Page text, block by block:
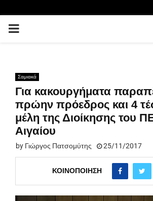
PRIMARY
Σαμιακά
Για κακουργήματα
πρώην πρόεδρος και 4
μέλη της Διοίκησης του
Αιγαίου
by Γιώργος Πατσομύτης 25/11/2017
ΚΟΙΝΟΠΟΊΗΣΗ